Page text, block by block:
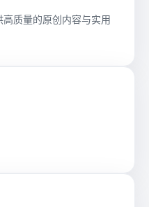
质量的原创内容与实用